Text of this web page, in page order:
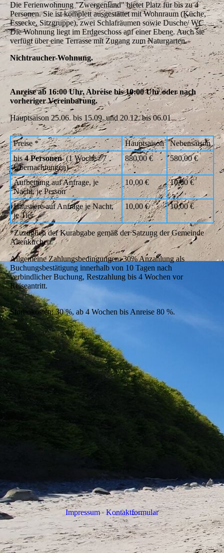
Die Ferienwohnung "Zwergenland" bietet Platz für bis zu 4
Personen. Sie ist komplett ausgestattet mit Wohnraum (Küche,
Essecke, Sitzgruppe), zwei Schlafräumen sowie Dusche/ WC.
Die Wohnung liegt im Erdgeschoss auf einer Ebene. Auch sie
verfügt über eine Terrasse mit Zugang zum Naturgarten.
Nichtraucher-Wohnung.
Anreise ab 16:00 Uhr, Abreise bis 10:00 Uhr oder nach
vorheriger Vereinbarung.
Hauptsaison 25.06. bis 15.09. und 20.12. bis 06.01.
Preise * Hauptsaison
Nebensaison
bis4 Personen(1 Woche / 7
Übernachtungen)
880,00 € 580,00 €
Aufbettung auf Anfrage, je
Nacht, je Person
10,00 € 10,00 €
Haustiere auf Anfrage je Nacht,
je Tier
10,00 € 10,00 €
*Zuzüglich der Kurabgabe gemäß der Satzung der Gemeinde
Altenkirchen.
Allgemeine Zahlungsbedingungen: 30% Anzahlung als
Buchungsbestätigung innerhalb von 10 Tagen nach
verbindlicher Buchung, Restzahlung bis 4 Wochen vor
Reiseantritt.
Stornokosten: 30 %, ab 4 Wochen bis Anreise 80 %.
Impressum Kontaktformular